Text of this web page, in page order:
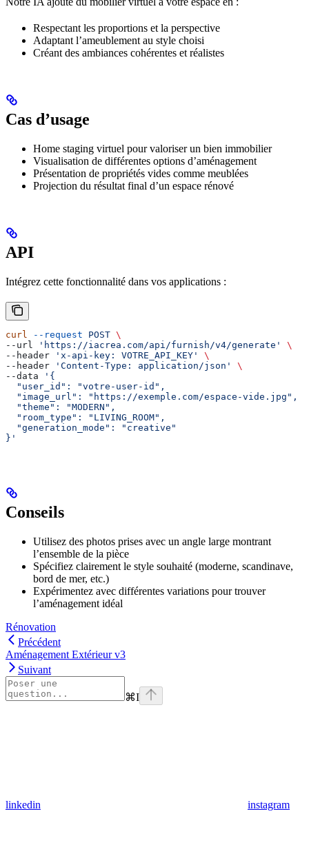
Respectant les proportions et la perspective
Adaptant l’ameublement au style choisi
Créant des ambiances cohérentes et réalistes
Cas d’usage
Home staging virtuel pour valoriser un bien immobilier
Visualisation de différentes options d’aménagement
Présentation de propriétés vides comme meublées
Projection du résultat final d’un espace rénové
API
Intégrez cette fonctionnalité dans vos applications :
curl --request POST \
--url
'https://iacrea.com/api/furnish/v4/generate'
\
--header
'x-api-key: VOTRE_API_KEY'
\
--header
'Content-Type: application/json'
\
--data
'{
  "user_id": "votre-user-id",
  "image_url": "https://exemple.com/espace-vide.jpg",
  "theme": "MODERN",
  "room_type": "LIVING_ROOM",
  "generation_mode": "creative"
}'
Conseils
Utilisez des photos prises avec un angle large montrant
l’ensemble de la pièce
Spécifiez clairement le style souhaité (moderne, scandinave,
bord de mer, etc.)
Expérimentez avec différentes variations pour trouver
l’aménagement idéal
Rénovation
Précédent
Aménagement Extérieur v3
Suivant
⌘I
linkedin instagram